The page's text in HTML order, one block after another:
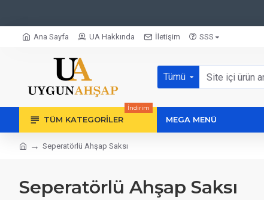
Ana Sayfa UA Hakkında İletişim SSS
Tümü
TÜM KATEGORILER
İndirim
MEGA MENÜ
Seperatörlü Ahşap Saksı
Seperatörlü Ahşap Saksı